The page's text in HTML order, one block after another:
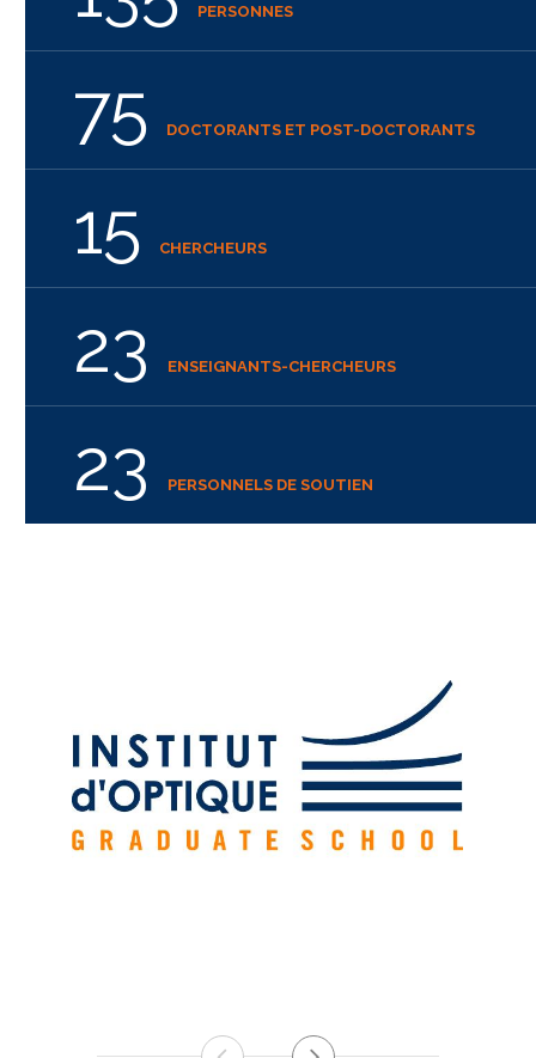
PERSONNES
75 DOCTORANTS ET POST-DOCTORANTS
15 CHERCHEURS
23 ENSEIGNANTS-CHERCHEURS
23 PERSONNELS DE SOUTIEN